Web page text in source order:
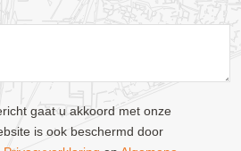
gaat u akkoord met onze
is ook beschermd door